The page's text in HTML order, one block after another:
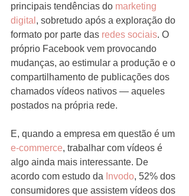
principais tendências do marketing
digital , sobretudo após a exploração do
formato por parte das redes sociais. O
próprio Facebook vem provocando
mudanças, ao estimular a produção e o
compartilhamento de publicações dos
chamados vídeos nativos — aqueles
postados na própria rede.
E, quando a empresa em questão é um
e-commerce, trabalhar com vídeos é
algo ainda mais interessante. De
acordo com estudo da Invodo, 52% dos
consumidores que assistem vídeos dos